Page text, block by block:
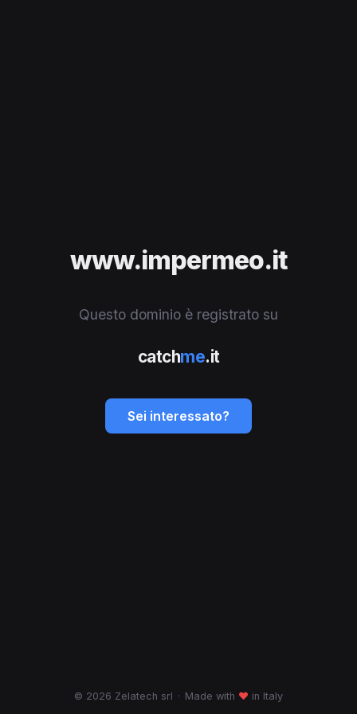
www.impermeo.it
Questo dominio è registrato su
catchme.it
Sei interessato?
© 2026 Zelatech srl · Made with ♥ in Italy